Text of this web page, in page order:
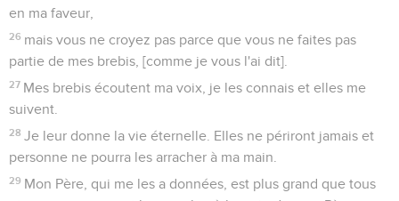
en ma faveur,
26 mais vous ne croyez pas parce que vous ne faites pas
partie de mes brebis, [comme je vous l'ai dit].
27 Mes brebis écoutent ma voix, je les connais et elles me
suivent.
28 Je leur donne la vie éternelle. Elles ne périront jamais et
personne ne pourra les arracher à ma main.
29 Mon Père, qui me les a données, est plus grand que tous